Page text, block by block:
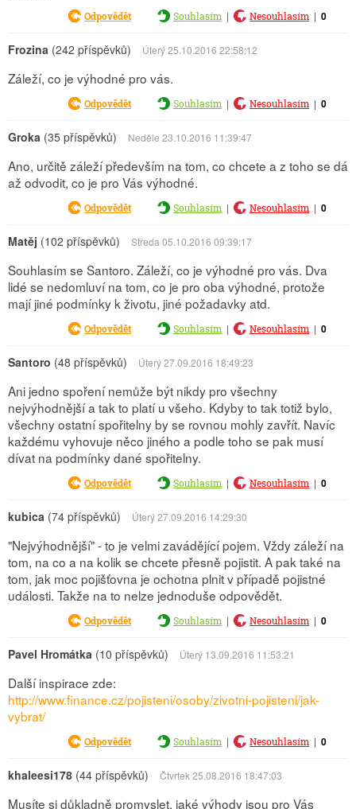
Odpovědět Souhlasím | Nesouhlasím | 0
Frozina (242 příspěvků) Úterý 25.10.2016 22:58:12
Záleží, co je výhodné pro vás.
Odpovědět Souhlasím | Nesouhlasím | 0
Groka (35 příspěvků) Neděle 23.10.2016 11:39:47
Ano, určitě záleží především na tom, co chcete a z toho se dá
až odvodit, co je pro Vás výhodné.
Odpovědět Souhlasím | Nesouhlasím | 0
Matěj (102 příspěvků) Středa 05.10.2016 09:39:17
Souhlasím se Santoro. Záleží, co je výhodné pro vás. Dva
lidé se nedomluví na tom, co je pro oba výhodné, protože
mají jiné podmínky k životu, jiné požadavky atd.
Odpovědět Souhlasím | Nesouhlasím | 0
Santoro (48 příspěvků) Úterý 27.09.2016 18:49:23
Ani jedno spoření nemůže být nikdy pro všechny
nejvýhodnější a tak to platí u všeho. Kdyby to tak totiž bylo,
všechny ostatní spořitelny by se rovnou mohly zavřít. Navíc
každému vyhovuje něco jiného a podle toho se pak musí
dívat na podmínky dané spořitelny.
Odpovědět Souhlasím | Nesouhlasím | 0
kubica (74 příspěvků) Úterý 27.09.2016 14:29:30
"Nejvýhodnější" - to je velmi zavádějící pojem. Vždy záleží na
tom, na co a na kolik se chcete přesně pojistit. A pak také na
tom, jak moc pojišťovna je ochotna plnit v případě pojistné
události. Takže na to nelze jednoduše odpovědět.
Odpovědět Souhlasím | Nesouhlasím | 0
Pavel Hromátka (10 příspěvků) Úterý 13.09.2016 11:53:21
Další inspirace zde:
http://www.finance.cz/pojisteni/osoby/zivotni-pojisteni/jak-
vybrat/
Odpovědět Souhlasím | Nesouhlasím | 0
khaleesi178 (44 příspěvků) Čtvrtek 25.08.2016 18:47:03
Musíte si důkladně promyslet, jaké výhody jsou pro Vás